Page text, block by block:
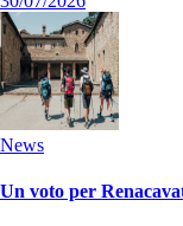
News
Un voto per